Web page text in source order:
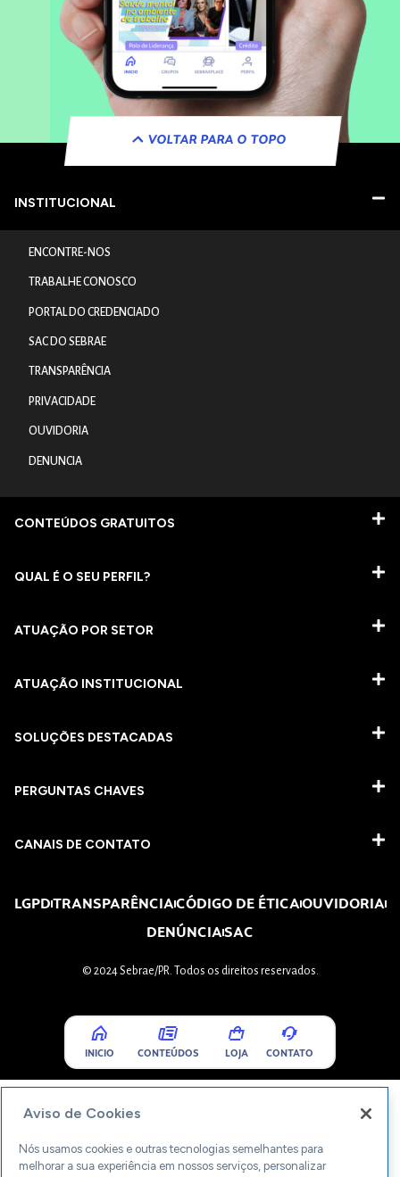
VOLTAR PARA O TOPO
INSTITUCIONAL
ENCONTRE-NOS
TRABALHE CONOSCO
PORTAL DO CREDENCIADO
SAC DO SEBRAE
TRANSPARÊNCIA
PRIVACIDADE
OUVIDORIA
DENUNCIA
CONTEÚDOS GRATUITOS
QUAL É O SEU PERFIL?
ATUAÇÃO POR SETOR
ATUAÇÃO INSTITUCIONAL
SOLUÇÕES DESTACADAS
PERGUNTAS CHAVES​
CANAIS DE CONTATO
LGPDTRANSPARÊNCIACÓDIGO DE ÉTICAOUVIDORIA
DENÚNCIASAC
© 2024 Sebrae/PR. Todos os direitos reservados.
INICIO CONTEÚDOS LOJA CONTATO
Aviso de Cookies
Nós usamos cookies e outras tecnologias semelhantes para
melhorar a sua experiência em nossos serviços, personalizar